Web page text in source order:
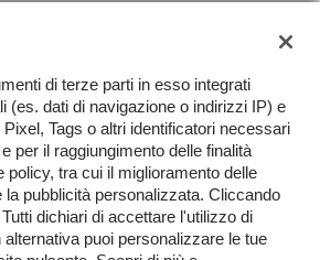
TORNA IN CIMA
di terze parti in esso integrati
(es. dati di navigazione o indirizzi IP) e
Tags o altri identificatori necessari
per il raggiungimento delle finalità
policy, tra cui il miglioramento delle
la pubblicità personalizzata. Cliccando
dichiari di accettare l'utilizzo di
puoi personalizzare le tue